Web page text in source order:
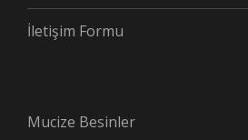
İletişim Formu
Mucize Besinler